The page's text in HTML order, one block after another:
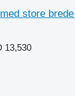
store
13,530